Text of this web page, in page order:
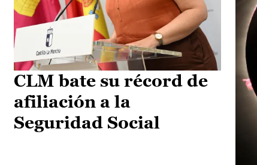
CLM bate su récord de
afiliación a la
Seguridad Social